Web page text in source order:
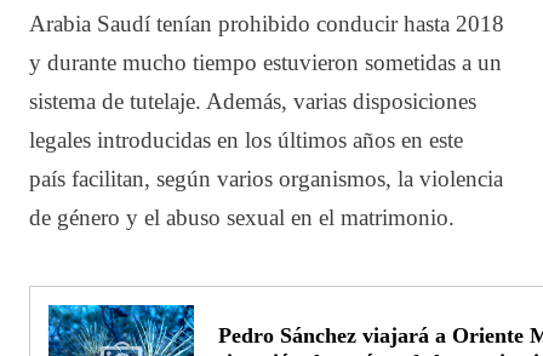
Arabia Saudí tenían prohibido conducir hasta 2018
y durante mucho tiempo estuvieron sometidas a un
sistema de tutelaje. Además, varias disposiciones
legales introducidas en los últimos años en este
país facilitan, según varios organismos, la violencia
de género y el abuso sexual en el matrimonio.
Pedro Sánchez viajará a Oriente